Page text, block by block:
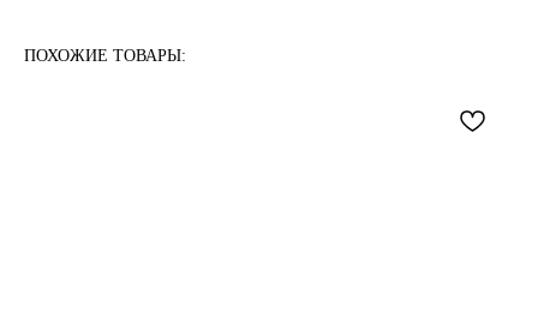
ПОХОЖИЕ ТОВАРЫ: